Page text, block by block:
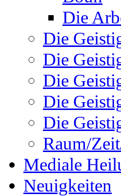
Die
Die
Die
Die
Die
Die
Raum/
Mediale
Neuigkeiten